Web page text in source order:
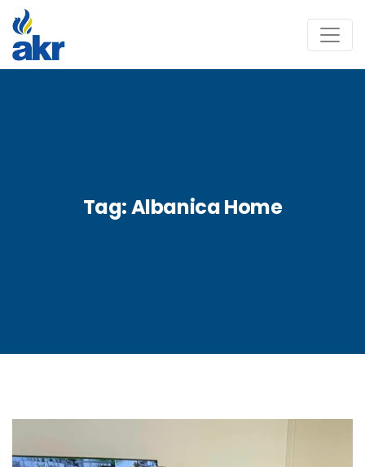
Tag:Albanica Home